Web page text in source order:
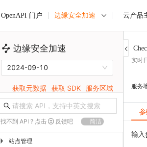
OpenAPI 门户 边缘安全加速 云产品
边缘安全加速
2024-09-10
获取元数据 获取 SDK 服务区域
找不到 API ? 点击 反馈吧 简洁
▶ 站点管理
实时
服务
输入